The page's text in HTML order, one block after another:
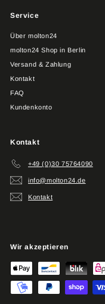
Service
Über molton24
molton24 Shop in Berlin
Versand & Zahlung
Kontakt
FAQ
Kundenkonto
Kontakt
+49 (0)30 75764090
info@molton24.de
Kontakt
Wir akzeptieren